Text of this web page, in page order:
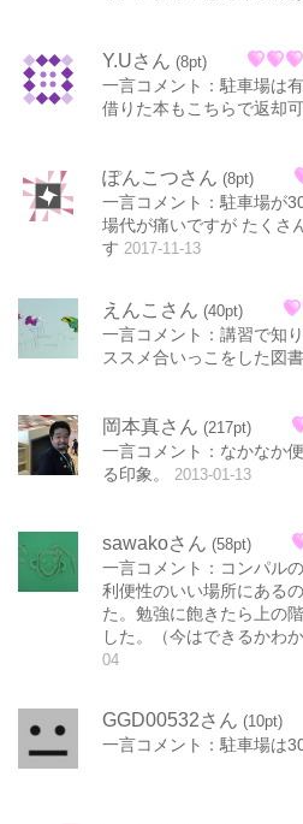
Y.Uさん (8pt)
一言コメント：駐車場は
借りた本もこちらで返却可
ぽんこつさん (8pt)
一言コメント：駐車場が
場代が痛いですが たくさ
す 2017-11-13
えんこさん (40pt)
一言コメント：講習で知
ススメ合いっこをした図書
岡本真さん (217pt)
一言コメント：なかなか
る印象。
2013-01-13
sawakoさん (58pt)
一言コメント：コンパル
利便性のいい場所にある
た。勉強に飽きたら上の
した。（今はできるかわ
04
GGD00532さん (10pt)
一言コメント：駐車場は